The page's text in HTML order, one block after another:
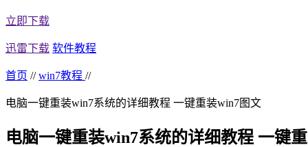
立即下载
迅雷下载 软件教程
首页 // win7教程 //
电脑一键重装win7系统的详细教程 一键重装win7图文
电脑一键重装win7系统的详细教程 一键